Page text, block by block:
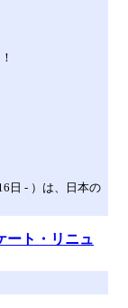
日 - ）は、日本の
ート・リニュ